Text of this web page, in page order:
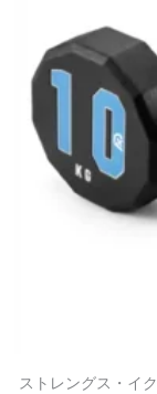
ストレングス・イ